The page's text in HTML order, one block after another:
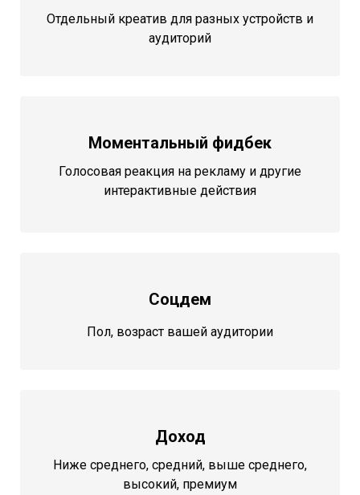
Отдельный креатив для разных устройств и
аудиторий
Моментальный фидбек
Голосовая реакция на рекламу и другие
интерактивные действия
Соцдем
Пол, возраст вашей аудитории
Доход
Ниже среднего, средний, выше среднего,
высокий, премиум